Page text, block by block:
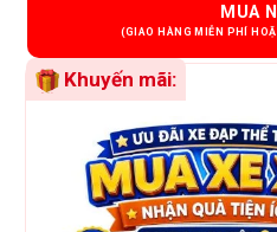
MUA
Khuyến mãi: